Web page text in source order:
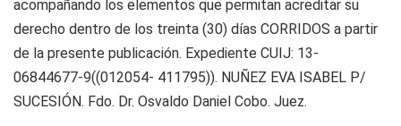
acompañando los elementos que permitan acreditar su
derecho dentro de los treinta (30) días CORRIDOS a partir
de la presente publicación. Expediente CUIJ: 13-
06844677-9((012054- 411795)). NUÑEZ EVA ISABEL P/
SUCESIÓN. Fdo. Dr. Osvaldo Daniel Cobo. Juez.